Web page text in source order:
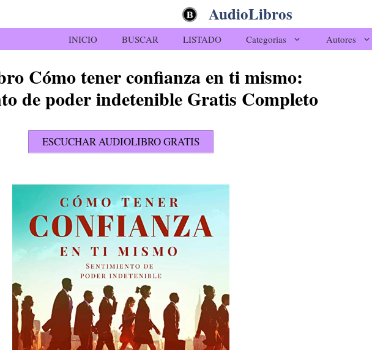
AudioLibros
INICIO BUSCAR LISTADO Categorias Autores
Cómo tener confianza en ti mismo:
de poder indetenible Gratis Completo
ESCUCHAR AUDIOLIBRO GRATIS